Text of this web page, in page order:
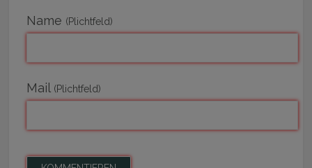
Name (Plichtfeld)
Mail (Plichtfeld)